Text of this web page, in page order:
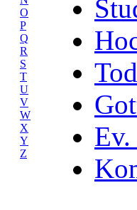
O
P
Q
R
S
T
U
V
W
X
Y
Z
Ev.